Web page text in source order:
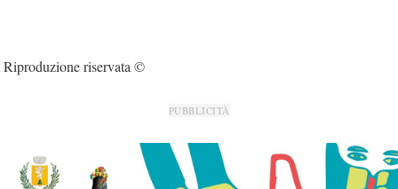
Riproduzione riservata ©
PUBBLICITÀ